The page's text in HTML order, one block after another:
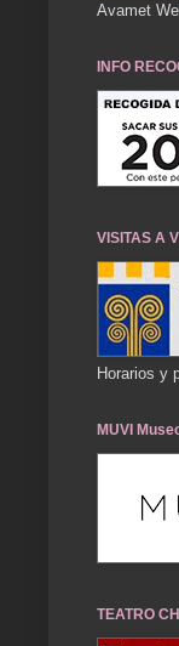
Avamet
INFO
VISITAS A
Horarios y
MUVI
TEATRO